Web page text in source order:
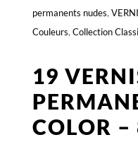
permanents nudes,
Couleurs, Collection
19
COLOR –